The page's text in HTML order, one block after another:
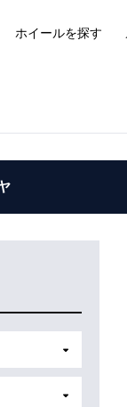
ホイールを探す